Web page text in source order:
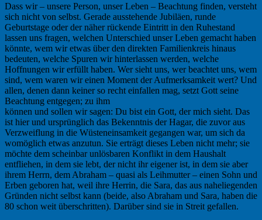
Dass wir – unsere Person, unser Leben – Beachtung finden, versteht
sich nicht von selbst. Gerade ausstehende Jubiläen, runde
Geburtstage oder der näher rückende Eintritt in den Ruhestand
lassen uns fragen, welchen Unterschied unser Leben gemacht haben
könnte, wem wir etwas über den direkten Familienkreis hinaus
bedeuten, welche Spuren wir hinterlassen werden, welche
Hoffnungen wir erfüllt haben. Wer sieht uns, wer beachtet uns, wem
sind, wem waren wir einen Moment der Aufmerksamkeit wert? Und
allen, denen dann keiner so recht einfallen mag, setzt Gott seine
Beachtung entgegen; zu ihm
können und sollen wir sagen: Du bist ein Gott, der mich sieht. Das
ist hier und ursprünglich das Bekenntnis der Hagar, die zuvor aus
Verzweiflung in die Wüsteneinsamkeit gegangen war, um sich da
womöglich etwas anzutun. Sie erträgt dieses Leben nicht mehr; sie
möchte dem scheinbar unlösbaren Konflikt in dem Haushalt
entfliehen, in dem sie lebt, der nicht ihr eigener ist, in dem sie aber
ihrem Herrn, dem Abraham – quasi als Leihmutter – einen Sohn und
Erben geboren hat, weil ihre Herrin, die Sara, das aus naheliegenden
Gründen nicht selbst kann (beide, also Abraham und Sara, haben die
80 schon weit überschritten). Darüber sind sie in Streit gefallen.